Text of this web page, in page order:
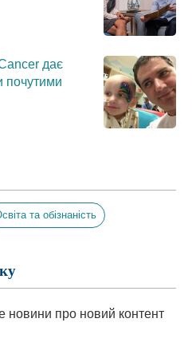
дає
почутими
та обізнаність
новини про новий контент